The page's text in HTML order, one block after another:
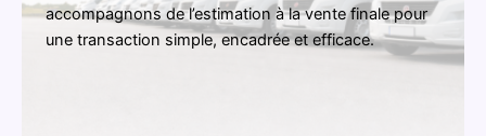
accompagnons de l’estimation à la vente finale pour
une transaction simple, encadrée et efficace.